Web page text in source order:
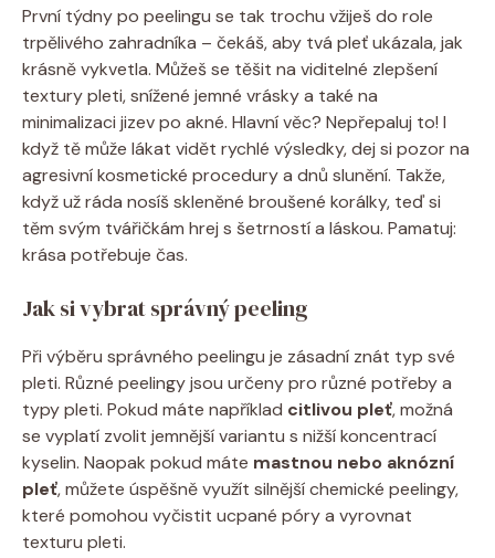
První týdny po​ peelingu se tak trochu vžiješ do role ​
trpělivého zahradníka – čekáš, aby tvá pleť ukázala, jak
krásně vykvetla. Můžeš se těšit⁢ na viditelné zlepšení
textury​ pleti, snížené jemné vrásky a také na
minimalizaci jizev po akné. Hlavní věc? Nepřepaluj to! I
když tě může lákat vidět rychlé ‍výsledky, dej si pozor na
agresivní kosmetické procedury a dnů slunění. Takže,
když už ráda nosíš skleněné broušené korálky, teď si
těm svým tvářičkám hrej⁣ s šetrností a láskou. Pamatuj:
krása potřebuje čas.
Jak si vybrat správný peeling
Při⁣ výběru správného ‌peelingu je zásadní⁢ znát typ své⁣
pleti. Různé peelingy jsou určeny pro různé potřeby a‍
typy pleti. Pokud⁢ máte například citlivou pleť, možná
se vyplatí zvolit jemnější variantu⁤ s ⁢nižší koncentrací
kyselin.⁣ Naopak ‍pokud máte mastnou nebo aknózní
pleť, můžete úspěšně využít silnější chemické peelingy,
které pomohou vyčistit ucpané póry a vyrovnat
texturu pleti.